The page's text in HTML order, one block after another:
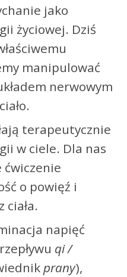
jako
życiowej. Dziś
manipulować
nerwowym
terapeutycznie
w ciele. Dla nas
ćwiczenie
o powięź i
napięć
qi /
prany),